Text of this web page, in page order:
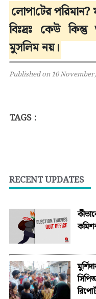
লোপা‌টের
‌বিঃদ্রঃ কেউ কিন্তু
মুস‌লিম নয়।
Published on 10
TAGS :
RECENT UPDATES